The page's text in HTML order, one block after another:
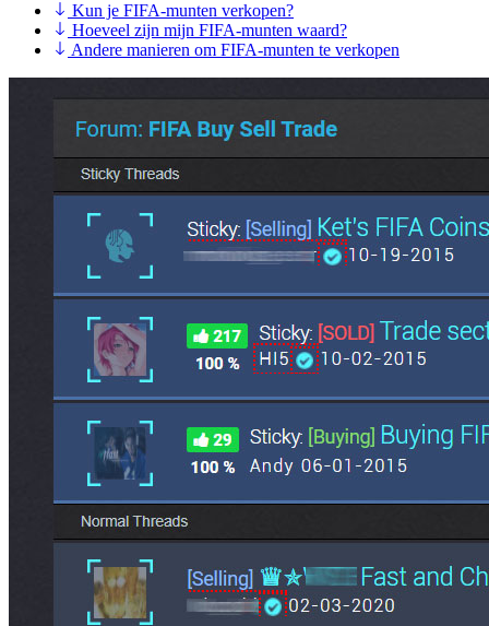
Kun je FIFA-munten verkopen?
Hoeveel zijn mijn FIFA-munten waard?
Andere manieren om FIFA-munten te verkopen